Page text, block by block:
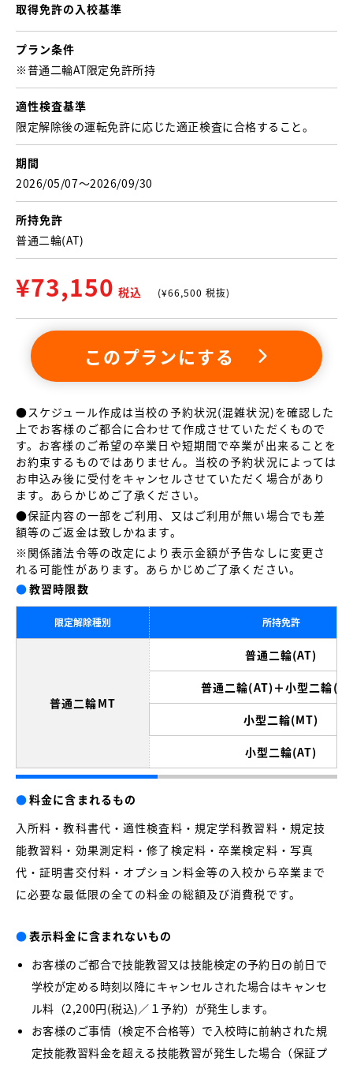
取得免許の入校基準
プラン条件
※普通二輪AT限定免許所持
適性検査基準
限定解除後の運転免許に応じた適正検査に合格すること。
期間
2026/05/07〜2026/09/30
所持免許
普通二輪(AT)
¥73,150 税込 (¥66,500 税抜)
このプランにする
●スケジュール作成は当校の予約状況(混雑状況)を確認した
上でお客様のご都合に合わせて作成させていただくもので
す。お客様のご希望の卒業日や短期間で卒業が出来ることを
お約束するものではありません。当校の予約状況によっては
お申込み後に受付をキャンセルさせていただく場合があり
ます。あらかじめご了承ください。
●保証内容の一部をご利用、又はご利用が無い場合でも差
額等のご返金は致しかねます。
※関係諸法令等の改定により表示金額が予告なしに変更さ
れる可能性があります。あらかじめご了承ください。
●教習時限数
限定解除種別 所持免許
普通二輪MT
普通二輪(AT)
普通二輪(AT)＋小型二輪
小型二輪(MT)
小型二輪(AT)
●料金に含まれるもの
入所料・教科書代・適性検査料・規定学科教習料・規定技
能教習料・効果測定料・修了検定料・卒業検定料・写真
代・証明書交付料・オプション料金等の入校から卒業まで
に必要な最低限の全ての料金の総額及び消費税です。
●表示料金に含まれないもの
お客様のご都合で技能教習又は技能検定の予約日の前日で
学校が定める時刻以降にキャンセルされた場合はキャンセ
ル料（2,200円(税込)／１予約）が発生します。
お客様のご事情（検定不合格等）で入校時に前納された規
定技能教習料金を超える技能教習が発生した場合（保証プ